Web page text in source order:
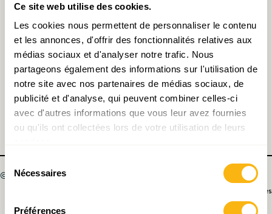
Ce site web utilise des cookies.
Les cookies nous permettent de personnaliser le contenu
et les annonces, d'offrir des fonctionnalités relatives aux
médias sociaux et d'analyser notre trafic. Nous
partageons également des informations sur l'utilisation de
notre site avec nos partenaires de médias sociaux, de
publicité et d'analyse, qui peuvent combiner celles-ci
avec d'autres informations que vous leur avez fournies
ou qu'ils ont collectées lors de votre utilisation de leurs
du Nécessaires
Préférences
Magalie Lech (économiste stagiaire)
magalie.lech@fondation-idea.lu
M. Lech est diplômée d’un bachelier en sciences économiques et de gestion
et finalise actuellement un master en sciences économiques à finalité «
Economic Governance and Public Policy » à l’Université Libre de Bruxelles.
Elle est stagiaire économiste au sein d’IDEA et ses travaux portent sur le
thème de la diversification économique au Luxembourg.
© 2026 Fondation IDEA
Politique de protection des données personnelles